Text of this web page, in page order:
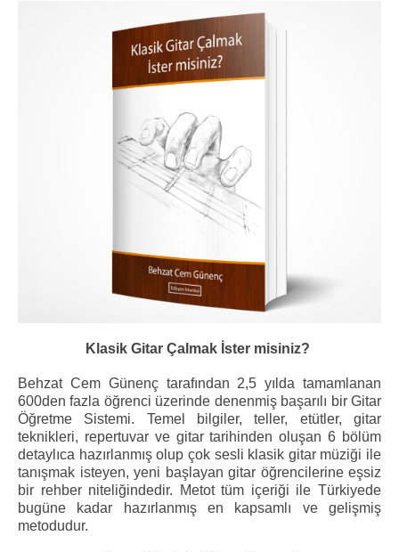
Klasik Gitar Çalmak İster misiniz?
Behzat Cem Günenç tarafından 2,5 yılda tamamlanan
600den fazla öğrenci üzerinde denenmiş başarılı bir Gitar
Öğretme Sistemi. Temel bilgiler, teller, etütler, gitar
teknikleri, repertuvar ve gitar tarihinden oluşan 6 bölüm
detaylıca hazırlanmış olup çok sesli klasik gitar müziği ile
tanışmak isteyen, yeni başlayan gitar öğrencilerine eşsiz
bir rehber niteliğindedir. Metot tüm içeriği ile Türkiyede
bugüne kadar hazırlanmış en kapsamlı ve gelişmiş
metodudur.